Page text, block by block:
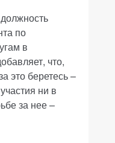
по
в
что,
это беретесь –
ни в
за нее –